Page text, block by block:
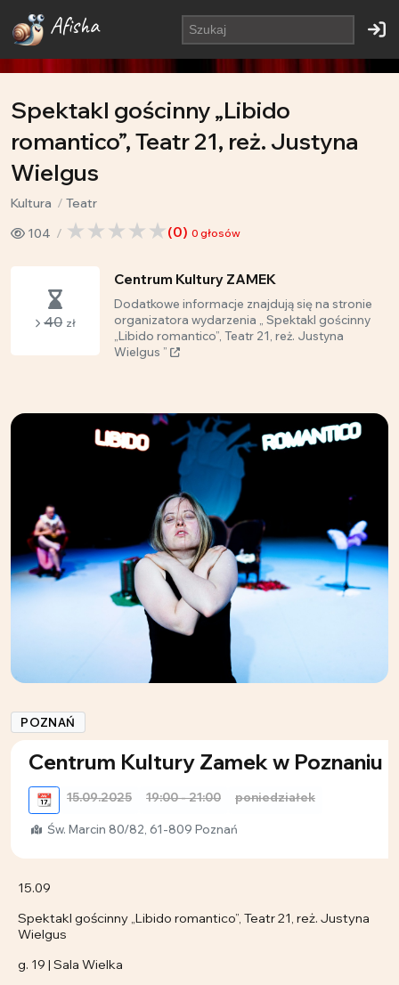
Afisha
Spektakl gościnny „Libido
romantico”, Teatr 21, reż. Justyna
Wielgus
Kultura
Teatr
104
(0) 0 głosów
40 zł
Centrum Kultury ZAMEK
Dodatkowe informacje znajdują się na stronie
organizatora wydarzenia „ Spektakl gościnny
„Libido romantico”, Teatr 21, reż. Justyna
Wielgus ”
POZNAŃ
Centrum Kultury Zamek w Poznaniu
📆 15.09.2025 19:00 - 21:00 poniedziałek
Św. Marcin 80/82, 61-809 Poznań
15.09
Spektakl gościnny „Libido romantico”, Teatr 21, reż. Justyna
Wielgus
g. 19 | Sala Wielka